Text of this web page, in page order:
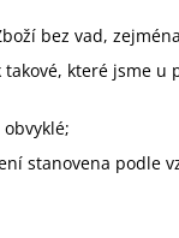
bez vad,
které jsme
stanovena podle